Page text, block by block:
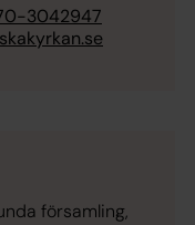
3042947
församling,